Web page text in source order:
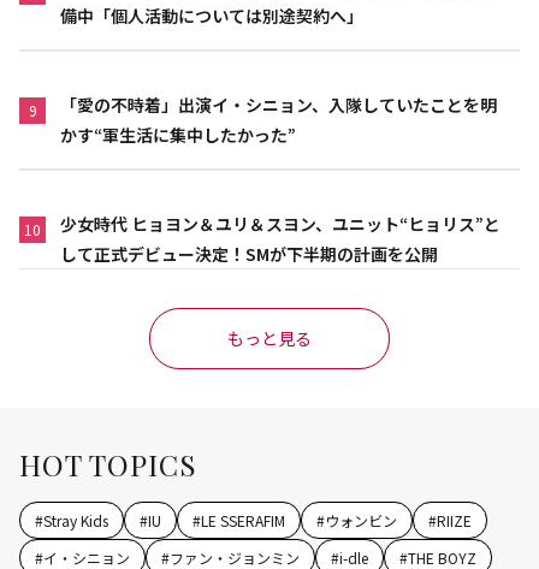
備中「個人活動については別途契約へ」
9
「愛の不時着」出演イ・シニョン、入隊していたことを明
かす“軍生活に集中したかった”
10
少女時代 ヒョヨン＆ユリ＆スヨン、ユニット“ヒョリス”と
して正式デビュー決定！SMが下半期の計画を公開
もっと見る
HOT TOPICS
#Stray Kids #IU #LE SSERAFIM #ウォンビン #RIIZE
#イ・シニョン #ファン・ジョンミン #i-dle #THE BOYZ